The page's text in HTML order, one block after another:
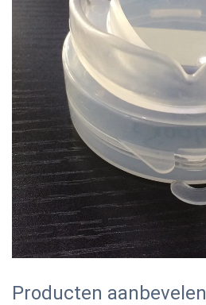
Producten aanbevelen